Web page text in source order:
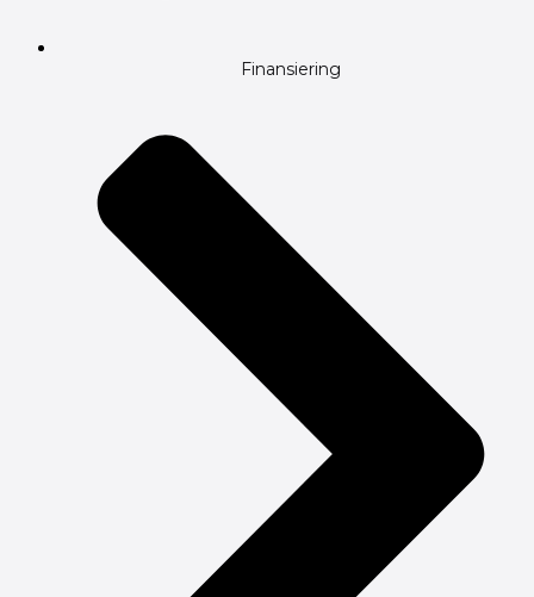
Finansiering